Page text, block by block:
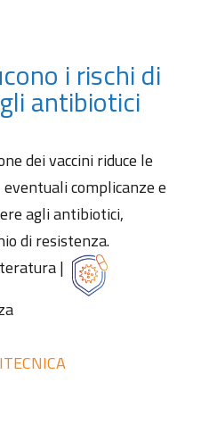
i rischi di
antibiotici
dei vaccini riduce le
complicanze e
agli antibiotici,
di resistenza.
|
TECNICA